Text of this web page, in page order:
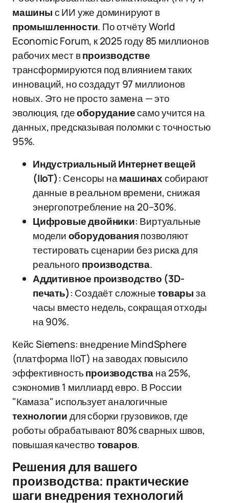
машиныс ИИ уже доминируют в
промышленности. По отчёту World
Economic Forum, к 2025 году 85 миллионов
рабочих мест впроизводстве
трансформируются под влиянием таких
инноваций, но создадут 97 миллионов
новых. Это не просто замена — это
эволюция, гдеоборуданиесамо учится на
данных, предсказывая поломки с точностью
95%.
Индустриальный Интернет вещей
(IIoT): Сенсоры намашинахсобирают
данные в реальном времени, снижая
энергопотребление на 20–30%.
Цифровые двойники: Виртуальные
моделиоборудованияпозволяют
тестировать сценарии без риска для
реального производства.
Аддитивное производство (3D-
печать): Создаёт сложныетоварыза
часы вместо недель, сокращая отходы
на 90%.
Кейс Siemens: внедрение MindSphere
(платформа IIoT) на заводах повысило
эффективностьпроизводствана 25%,
сэкономив 1 миллиард евро. В России
"Камаза" использует аналогичные
технологиидля сборки грузовиков, где
роботы обрабатывают 80% сварных швов,
повышая качествотоваров.
Решения для вашего
производства: практические
шаги внедрения технологий